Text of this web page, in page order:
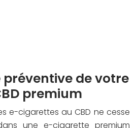
de votre
premium
e-cigarettes au CBD ne cesse
une e-cigarette premium